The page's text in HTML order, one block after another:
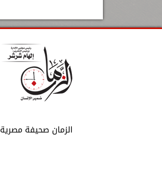
الزمان صحيفة مصرية